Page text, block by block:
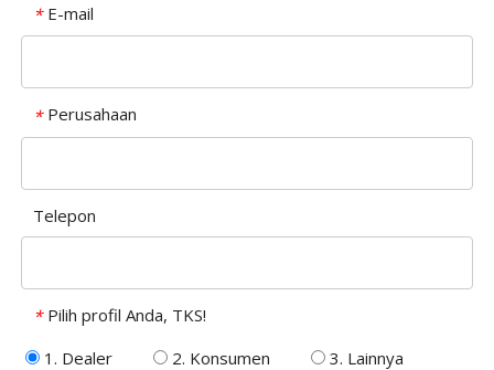
* E-mail
* Perusahaan
Telepon
* Pilih profil Anda, TKS!
1. Dealer
2. Konsumen 3. Lainnya